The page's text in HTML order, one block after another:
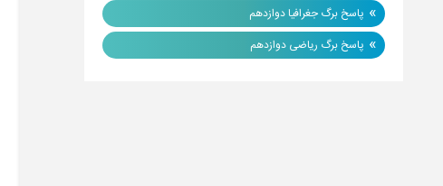
» پاسخ برگ جغرافیا دوازدهم
» پاسخ برگ ریاضی دوازدهم